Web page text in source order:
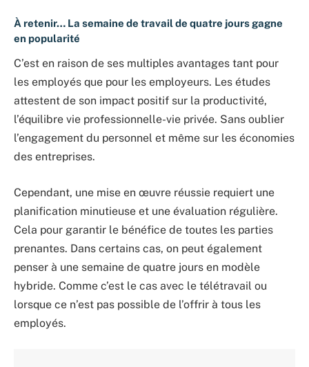
À retenir… La semaine de travail de quatre jours gagne
en popularité
C’est en raison de ses multiples avantages tant pour
les employés que pour les employeurs. Les études
attestent de son impact positif sur la productivité,
l’équilibre vie professionnelle-vie privée. Sans oublier
l’engagement du personnel et même sur les économies
des entreprises.
Cependant, une mise en œuvre réussie requiert une
planification minutieuse et une évaluation régulière.
Cela pour garantir le bénéfice de toutes les parties
prenantes. Dans certains cas, on peut également
penser à une semaine de quatre jours en modèle
hybride. Comme c’est le cas avec le télétravail ou
lorsque ce n’est pas possible de l’offrir à tous les
employés.